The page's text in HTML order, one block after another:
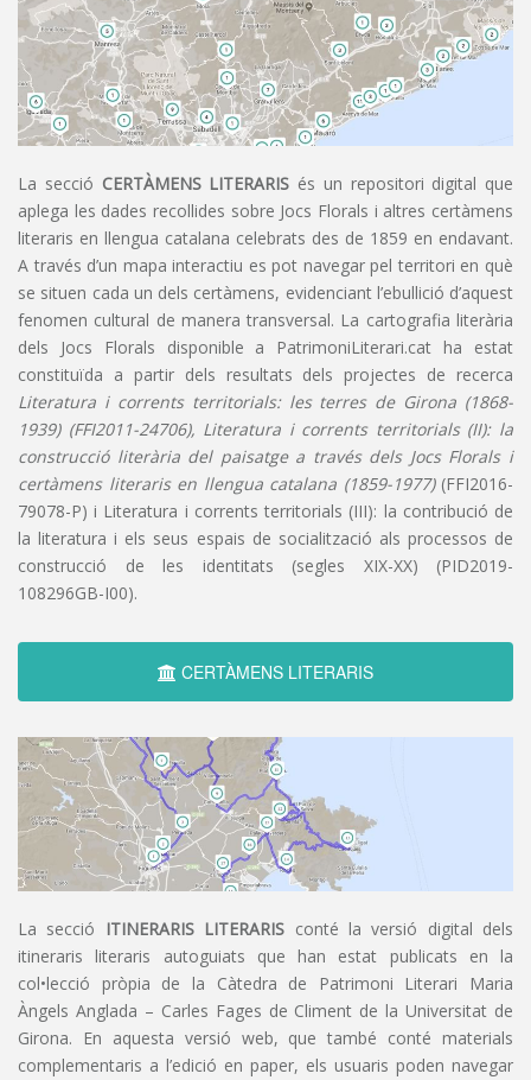
La secció CERTÀMENS LITERARIS és un repositori digital que
aplega les dades recollides sobre Jocs Florals i altres certàmens
literaris en llengua catalana celebrats des de 1859 en endavant.
A través d’un mapa interactiu es pot navegar pel territori en què
se situen cada un dels certàmens, evidenciant l’ebullició d’aquest
fenomen cultural de manera transversal. La cartografia literària
dels Jocs Florals disponible a PatrimoniLiterari.cat ha estat
constituïda a partir dels resultats dels projectes de recerca
Literatura i corrents territorials: les terres de Girona (1868-
1939) (FFI2011-24706), Literatura i corrents territorials (II): la
construcció literària del paisatge a través dels Jocs Florals i
certàmens literaris en llengua catalana (1859-1977)(FFI2016-
79078-P) i Literatura i corrents territorials (III): la contribució de
la literatura i els seus espais de socialització als processos de
construcció de les identitats (segles XIX-XX) (PID2019-
108296GB-I00).
CERTÀMENS LITERARIS
La secció ITINERARIS LITERARIS conté la versió digital dels
itineraris literaris autoguiats que han estat publicats en la
col•lecció pròpia de la Càtedra de Patrimoni Literari Maria
Àngels Anglada – Carles Fages de Climent de la Universitat de
Girona. En aquesta versió web, que també conté materials
complementaris a l’edició en paper, els usuaris poden navegar